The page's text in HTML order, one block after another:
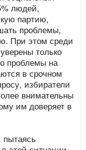
людей,
партию,
проблемы,
При этом среди
только
проблемы на
в срочном
избиратели
внимательны
им доверяет в
пытаясь